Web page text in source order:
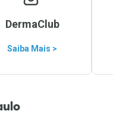
DermaClub
Saiba Mais >